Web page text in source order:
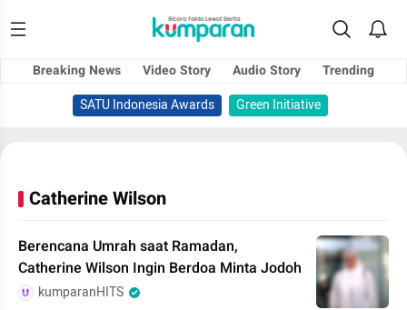
Breaking News Video Story Audio Story
Trending
SATU Indonesia Awards
Green Initiative
Catherine Wilson
Berencana Umrah saat Ramadan,
Catherine Wilson Ingin Berdoa Minta Jodoh
kumparanHITS